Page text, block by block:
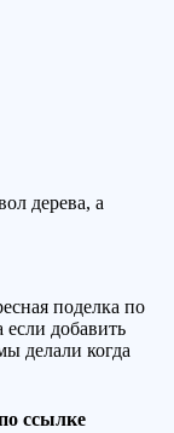
дерева, а
поделка по
если добавить
делали когда
ссылке